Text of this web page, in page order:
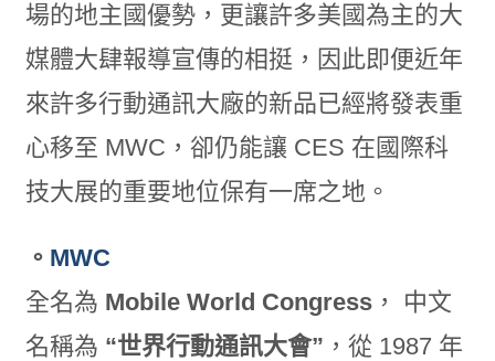
場的地主國優勢，更讓許多美國為主的大
媒體大肆報導宣傳的相挺，因此即便近年
來許多行動通訊大廠的新品已經將發表重
心移至 MWC，卻仍能讓 CES 在國際科
技大展的重要地位保有一席之地。
。 MWC
全名為 Mobile World Congress， 中文
名稱為 “世界行動通訊大會” ，從 1987 年